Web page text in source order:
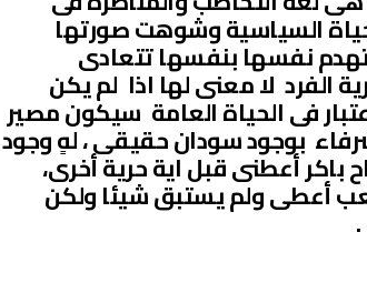
السياسية وشوهت صورتها
نفسها بنفسها تتعادى
الفرد لا معنى لها اذا لم يكن
فى الحياة العامة سيكون مصير
بوجود سودان حقيقى ، لهٍ وجود
أعطنى قبل اية حرية أخرى،
أعطى ولم يستبق شيئا ولكن